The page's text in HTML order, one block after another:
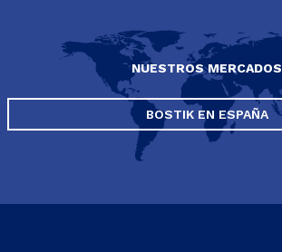
NUESTROS MERCADOS
BOSTIK EN ESPAÑA